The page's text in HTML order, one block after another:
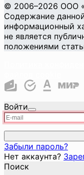
© 2006–2026 ООО
Содержание
информационный
не является
положениями
Войти
Забыли пароль?
Нет аккаунта?
Поиск